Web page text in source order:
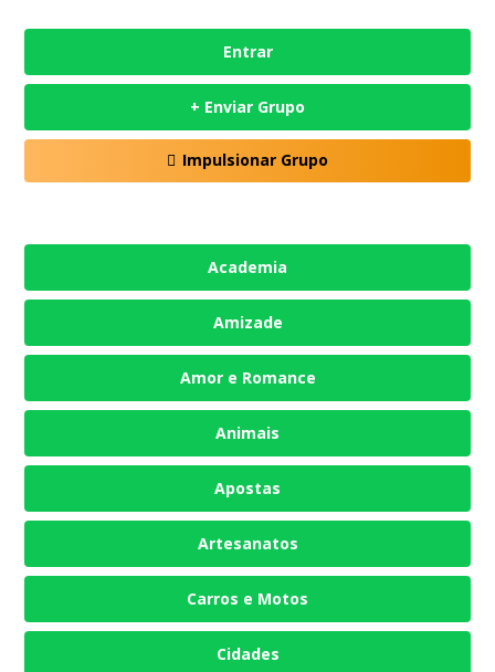
Entrar
+ Enviar Grupo
Impulsionar Grupo
Academia
Amizade
Amor e Romance
Animais
Apostas
Artesanatos
Carros e Motos
Cidades